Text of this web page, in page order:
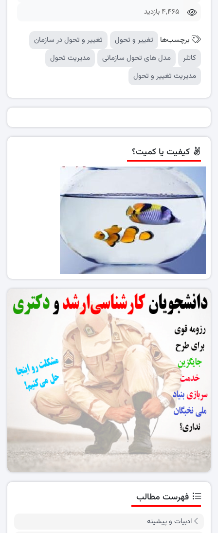
4,465 بازدید
برچسب‌ها تغییر و تحول
تغییر و تحول در سازمان
کاتلر
مدل های تحول سازمانی
مدیریت تحول
مدیریت تغییر و تحول
کیفیت یا کمیت؟
فهرست مطالب
ادبیات و پیشینه